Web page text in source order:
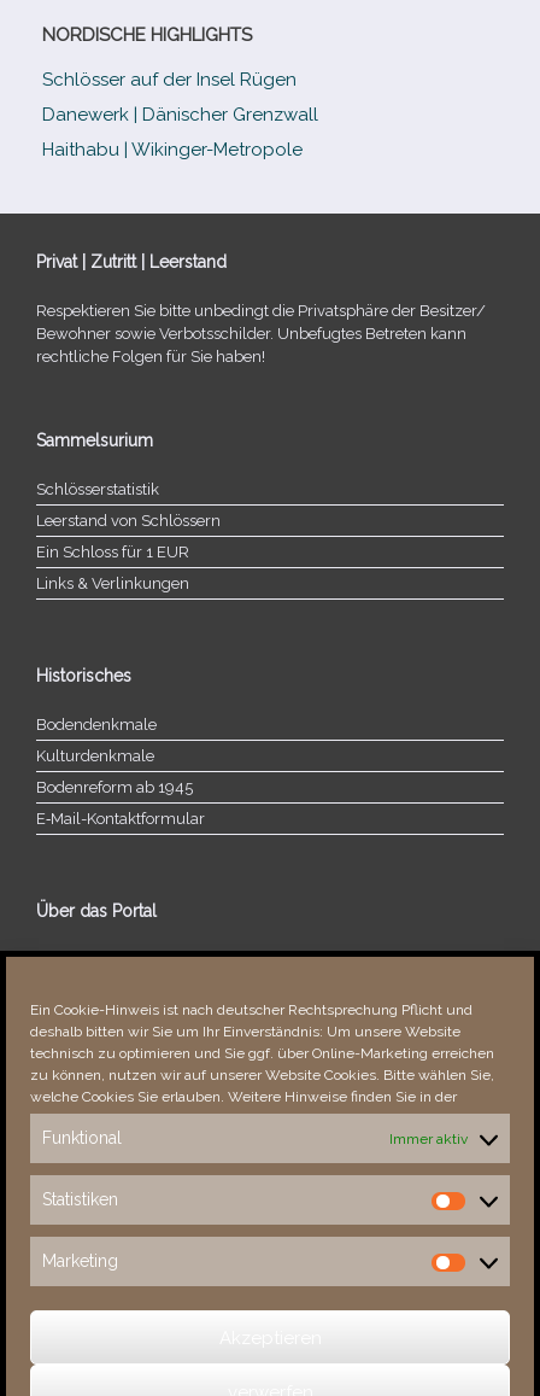
Ein Cookie-Hinweis ist nach deutscher Rechtsprechung Pflicht und
deshalb bitten wir Sie um Ihr Einverständnis: Um unsere Website
technisch zu optimieren und Sie ggf. über Online-Marketing erreichen
zu können, nutzen wir auf unserer Website Cookies. Bitte wählen Sie,
welche Cookies Sie erlauben. Weitere Hinweise finden Sie in der
Funktional Immer aktiv
Statistiken
Statistiken
Marketing
Marketing
NORDISCHE HIGHLIGHTS
Schlösser auf der Insel Rügen
Danewerk | Dänischer Grenzwall
Haithabu | Wikinger-Metropole
Privat | Zutritt | Leerstand
Respektieren Sie bitte unbe­dingt die Privatsphäre der Besitzer/​
Bewohner sowie Verbotsschilder. Unbefugtes Betreten kann
recht­li­che Folgen für Sie haben!
Sammelsurium
Schlösserstatistik
Leerstand von Schlössern
Ein Schloss für 1 EUR
Links & Verlinkungen
Historisches
Bodendenkmale
Kulturdenkmale
Bodenreform ab 1945
E‑Mail-​​Kontaktformular
Über das Portal
Über dieses Portal
Fehler bemerkt?
Besucher seit 08/​2021
This Week
28259